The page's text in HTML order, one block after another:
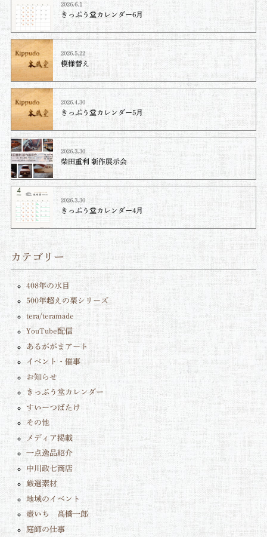
2026.6.1
きっぷう堂カレンダー6月
2026.5.22
模様替え
2026.4.30
きっぷう堂カレンダー5月
2026.3.30
柴田重利 新作展示会
2026.3.30
きっぷう堂カレンダー4月
カテゴリー
408年の水目
500年超えの栗シリーズ
tera/teramade
YouTube配信
あるががまアート
イベント・催事
お知らせ
きっぷう堂カレンダー
すいーつばたけ
その他
メディア掲載
一点逸品紹介
中川政七商店
厳選素材
地域のイベント
壺いち 髙橋一郎
庭師の仕事